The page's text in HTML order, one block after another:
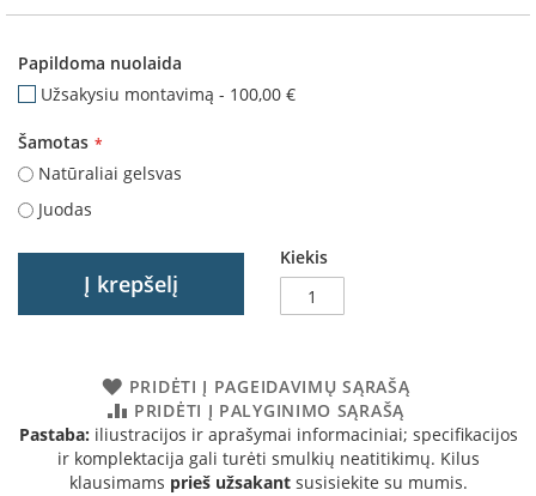
m
n
v
c
a
e
Papildoma nuolaida
Užsakysiu montavimą - 100,00 €
Šamotas
Natūraliai gelsvas
Juodas
Kiekis
Į krepšelį
PRIDĖTI Į PAGEIDAVIMŲ SĄRAŠĄ
PRIDĖTI Į PALYGINIMO SĄRAŠĄ
Pastaba: iliustracijos ir aprašymai informaciniai; specifikacijos
ir komplektacija gali turėti smulkių neatitikimų. Kilus
klausimams prieš užsakantsusisiekite su mumis.